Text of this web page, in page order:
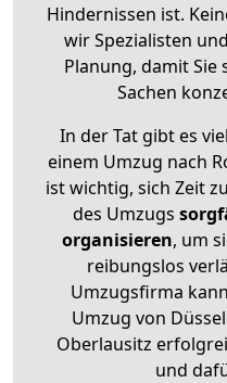
Hindernissen ist.
wir Spezialisten
Planung, damit
Sachen
In der Tat gibt es
einem Umzug nach
ist wichtig, sich Zeit
des Umzugs
organisieren, um
reibungslos
Umzugsfirma
Umzug von
Oberlausitz
und